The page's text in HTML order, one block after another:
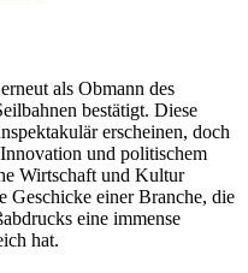
als Obmann des
bestätigt. Diese
erscheinen, doch
und politischem
Wirtschaft und Kultur
Geschicke einer Branche, die
eine immense
hat.